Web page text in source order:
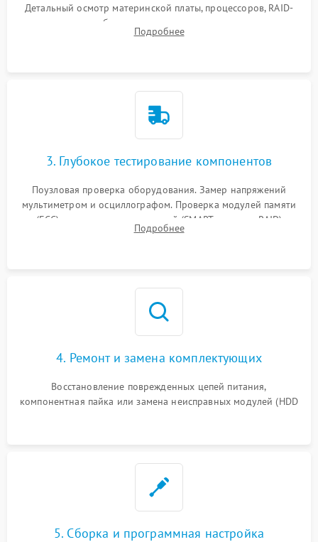
Детальный осмотр материнской платы, процессоров, RAID-
контроллеров и блоков питания на наличие термических
повреждений, прогаров или окислений.
Подробнее
3. Глубокое тестирование компонентов
Поузловая проверка оборудования. Замер напряжений
мультиметром и осциллографом. Проверка модулей памяти
(ECC) и состояния накопителей (SMART, массивы RAID)
специализированными диагностическими утилитами.
Подробнее
4. Ремонт и замена комплектующих
Восстановление поврежденных цепей питания,
компонентная пайка или замена неисправных модулей (HDD
5. Сборка и программная настройка